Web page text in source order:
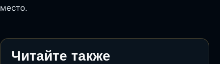
место.
Читайте также